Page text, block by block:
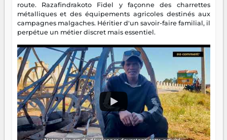
route. Razafindrakoto Fidel y façonne des charrettes
métalliques et des équipements agricoles destinés aux
campagnes malgaches. Héritier d'un savoir-faire familial, il
perpétue un métier discret mais essentiel.